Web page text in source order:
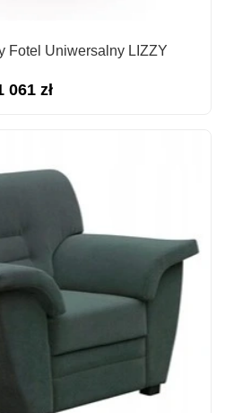
Fotel Uniwersalny LIZZY
061 zł